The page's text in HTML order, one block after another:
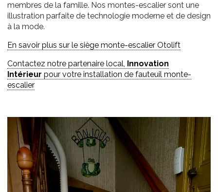
membres de la famille. Nos montes-escalier sont une
illustration parfaite de technologie moderne et de design
à la mode.
En savoir plus sur le siège monte-escalier Otolift
Contactez notre partenaire local, Innovation
Intérieur pour votre installation de fauteuil monte-
escalier
Lecteur
vidéo